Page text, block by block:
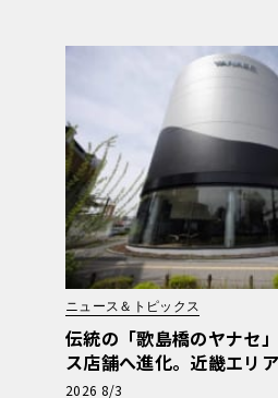
ニュース＆トピックス
伝統の「歌島橋のヤナセ
ス店舗へ進化。近畿エリ
阪支店」がリニューアル
2026 8/3